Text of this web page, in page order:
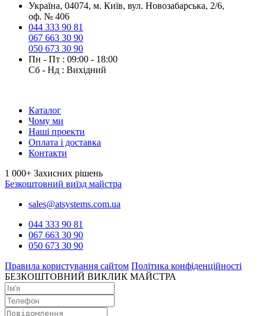
Українa, 04074, м. Київ, вул. Новозабарська, 2/6,
оф. № 406
044 333 90 81
067 663 30 90
050 673 30 90
Пн - Пт : 09:00 - 18:00
Сб - Нд : Вихідний
Каталог
Чому ми
Наші проекти
Оплата і доставка
Контакти
1 000+ Захисних рішень
Безкоштовний виїзд майстра
sales@atsystems.com.ua
044 333 90 81
067 663 30 90
050 673 30 90
Правила користування сайтом Політика конфіденційності
БЕЗКОШТОВНИЙ ВИКЛИК МАЙСТРА